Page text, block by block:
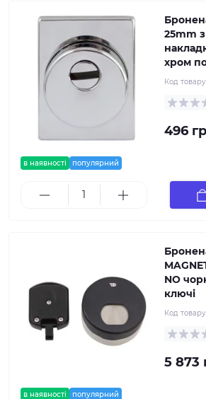
в наявності популярний
25mm
хром
Код
496
в наявності популярний
NO
ключі
Код
5 873